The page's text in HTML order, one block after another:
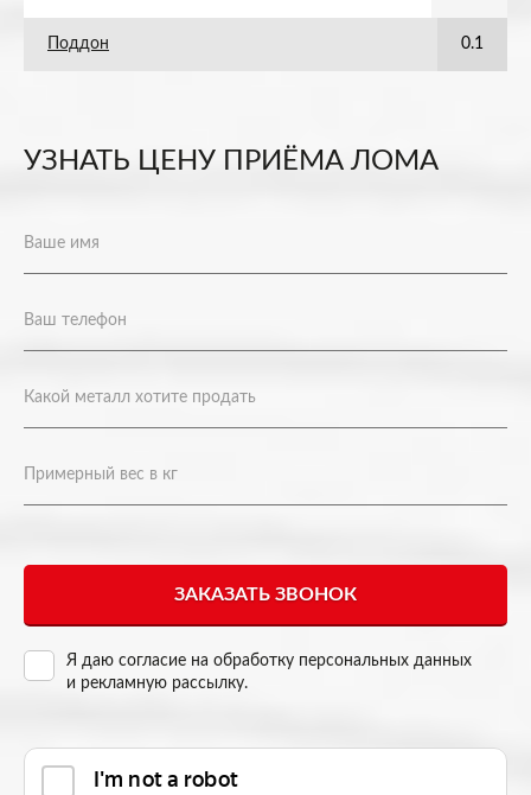
Поддон 0.1
УЗНАТЬ ЦЕНУ ПРИЁМА ЛОМА
Я даю согласие на обработку персональных данных
и рекламную рассылку.